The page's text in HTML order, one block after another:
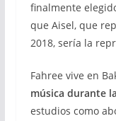
finalmente
que Aisel, que
2018, sería la
Fahree vive en
música durante
estudios como